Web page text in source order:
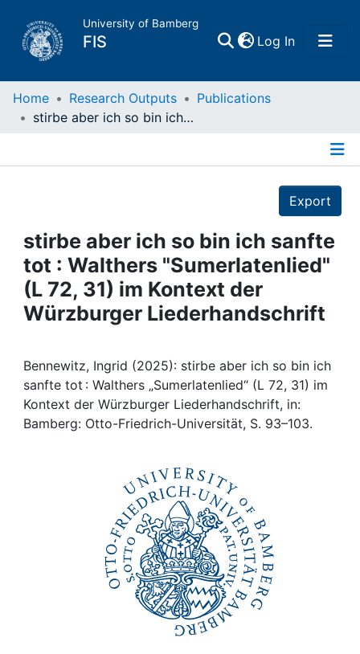
University of Bamberg
FIS Log In(current)
Home
Projects
People
Institutions
Awards
My FIS
Home Research Outputs
Publications
stirbe aber ich so bin ich sanfte tot : Walthers "Sumerlatenlied" (L 72, 31) im Kontext der Würzburger Liederhandschrift
Export
stirbe aber ich so bin ich sanfte
tot : Walthers "Sumerlatenlied"
(L 72, 31) im Kontext der
Würzburger Liederhandschrift
Bennewitz, Ingrid (2025): stirbe aber ich so bin ich
sanfte tot : Walthers „Sumerlatenlied“ (L 72, 31) im
Kontext der Würzburger Liederhandschrift, in:
Bamberg: Otto-Friedrich-Universität, S. 93–103.